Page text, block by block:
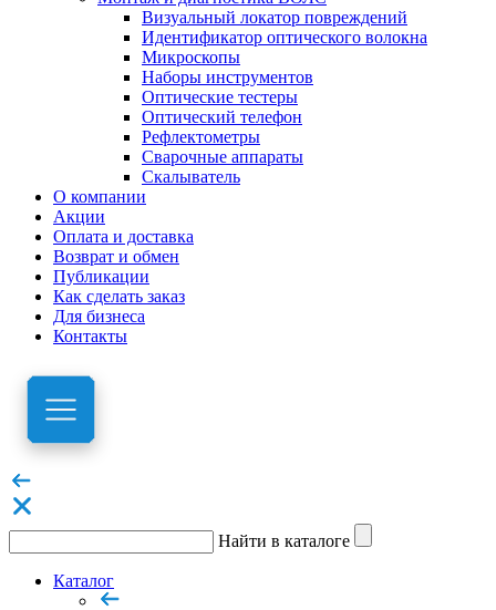
Визуальный локатор повреждений
Идентификатор оптического волокна
Микроскопы
Наборы инструментов
Оптические тестеры
Оптический телефон
Рефлектометры
Сварочные аппараты
Скалыватель
О компании
Акции
Оплата и доставка
Возврат и обмен
Публикации
Как сделать заказ
Для бизнеса
Контакты
Найти в каталоге
Каталог